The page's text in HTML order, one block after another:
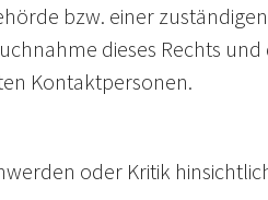
bzw. einer
dieses Rechts
Kontaktpersonen.
oder Kritik